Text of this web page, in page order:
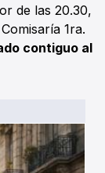
de las 20.30,
1ra.
contiguo al